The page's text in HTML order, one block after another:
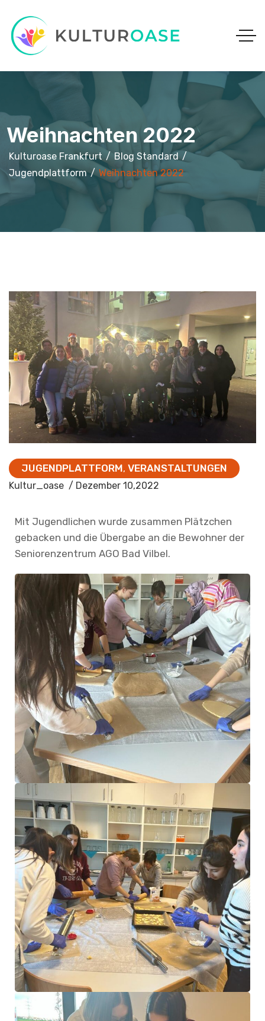
Weihnachten 2022
Kulturoase Frankfurt
Blog Standard
Jugendplattform
Weihnachten 2022
JUGENDPLATTFORM, VERANSTALTUNGEN
Kultur_oase / Dezember 10,2022
Mit Jugendlichen wurde zusammen Plätzchen
gebacken und die Übergabe an die Bewohner der
Seniorenzentrum AGO Bad Vilbel.